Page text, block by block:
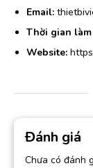
Email:
Thời gian làm
Website:
Đánh giá
Chưa có đánh